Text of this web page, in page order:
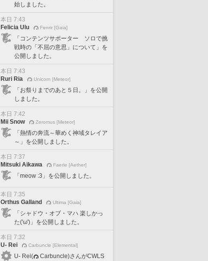
始しました。
本日 7:43
Felicia Ulu
Fenrir [Gaia]
「コンテンツサポーター ソロで挑
戦時の「不屈の意思」について」を
公開しました。
本日 7:43
Ruri Ria
Unicorn [Meteor]
「お祭りまでのあと５日。」を公開
しました。
本日 7:42
Mii Snow
Zeromus [Meteor]
「熱情の奔流～華めく神域タレイア
～」を公開しました。
本日 7:37
Mitsuki Aikawa
Faerie [Aether]
「meow :3」を公開しました。
本日 7:35
Orthus Galland
Ultima [Gaia]
「シャドウ・オブ・マハ 楽しかっ
た('ω')」を公開しました。
本日 7:32
U- Rei
Carbuncle [Elemental]
U- Rei(
Carbuncle)さんがCWLS